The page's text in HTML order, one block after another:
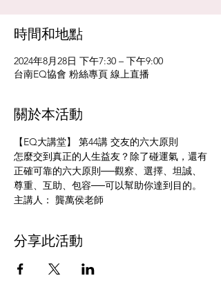
時間和地點
2024年8月28日 下午7:30 – 下午9:00
台南EQ協會 粉絲專頁 線上直播
關於本活動
【EQ大講堂】 第44講 交友的六大原則
怎麼交到真正的人生益友？除了碰運氣，還有
正確可靠的六大原則──觀察、選擇、坦誠、
尊重、互助、包容──可以幫助你達到目的。
主講人： 龔萬侯老師
分享此活動